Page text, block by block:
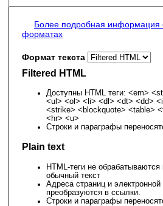
Более подробная информация
форматах
Формат текста
Filtered HTML
Доступны HTML теги: <em>
<ul> <ol> <li> <dl> <dt> <dd>
<strike> <blockquote> <table>
<hr> <u>
Строки и параграфы
Plain text
HTML-теги не
обычный текст
Адреса страниц и
преобразуются в ссылки.
Строки и параграфы